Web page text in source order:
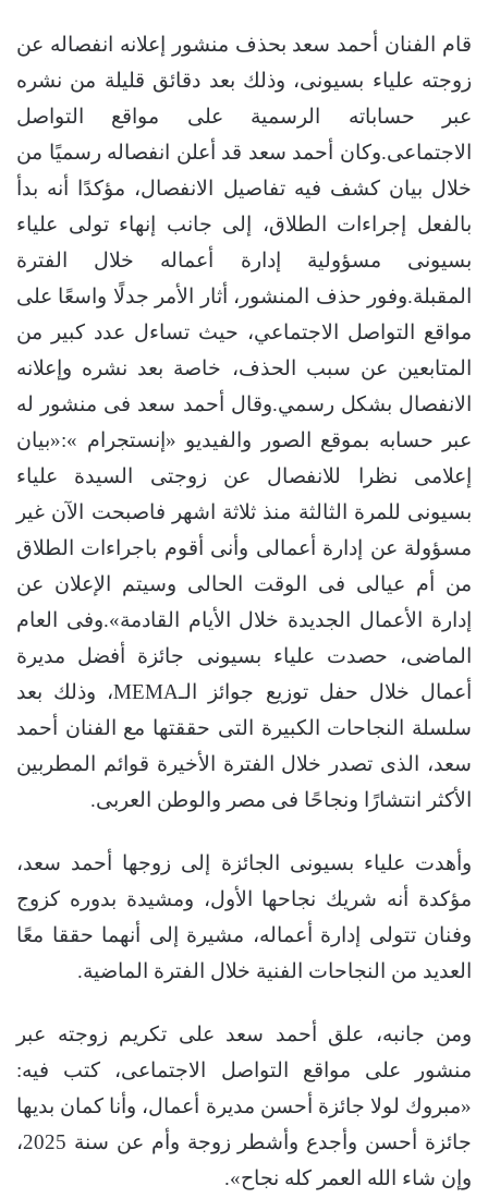
قام الفنان أحمد سعد بحذف منشور إعلانه انفصاله عن
زوجته علياء بسيونى، وذلك بعد دقائق قليلة من نشره
عبر حساباته الرسمية على مواقع التواصل
الاجتماعى.وكان أحمد سعد قد أعلن انفصاله رسميًا من
خلال بيان كشف فيه تفاصيل الانفصال، مؤكدًا أنه بدأ
بالفعل إجراءات الطلاق، إلى جانب إنهاء تولى علياء
بسيونى مسؤولية إدارة أعماله خلال الفترة
المقبلة.وفور حذف المنشور، أثار الأمر جدلًا واسعًا على
مواقع التواصل الاجتماعي، حيث تساءل عدد كبير من
المتابعين عن سبب الحذف، خاصة بعد نشره وإعلانه
الانفصال بشكل رسمي.وقال أحمد سعد فى منشور له
عبر حسابه بموقع الصور والفيديو «إنستجرام »:«بيان
إعلامى نظرا للانفصال عن زوجتى السيدة علياء
بسيونى للمرة الثالثة منذ ثلاثة اشهر فاصبحت الآن غير
مسؤولة عن إدارة أعمالى وأنى أقوم باجراءات الطلاق
من أم عيالى فى الوقت الحالى وسيتم الإعلان عن
إدارة الأعمال الجديدة خلال الأيام القادمة».وفى العام
الماضى، حصدت علياء بسيونى جائزة أفضل مديرة
أعمال خلال حفل توزيع جوائز الـMEMA، وذلك بعد
سلسلة النجاحات الكبيرة التى حققتها مع الفنان أحمد
سعد، الذى تصدر خلال الفترة الأخيرة قوائم المطربين
الأكثر انتشارًا ونجاحًا فى مصر والوطن العربى.
وأهدت علياء بسيونى الجائزة إلى زوجها أحمد سعد،
مؤكدة أنه شريك نجاحها الأول، ومشيدة بدوره كزوج
وفنان تتولى إدارة أعماله، مشيرة إلى أنهما حققا معًا
العديد من النجاحات الفنية خلال الفترة الماضية.
ومن جانبه، علق أحمد سعد على تكريم زوجته عبر
منشور على مواقع التواصل الاجتماعى، كتب فيه:
«مبروك لولا جائزة أحسن مديرة أعمال، وأنا كمان بديها
جائزة أحسن وأجدع وأشطر زوجة وأم عن سنة 2025،
وإن شاء الله العمر كله نجاح».